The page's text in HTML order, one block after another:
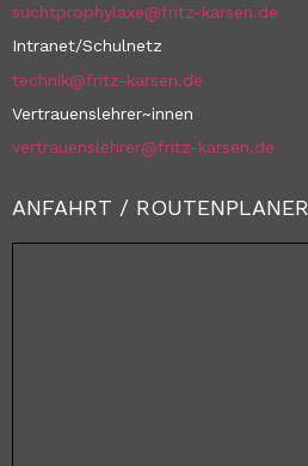
suchtprophylaxe@fritz-karsen.de
Intranet/Schulnetz
technik@fritz-karsen.de
Vertrauenslehrer~innen
vertrauenslehrer@fritz-karsen.de
ANFAHRT / ROUTENPLANER